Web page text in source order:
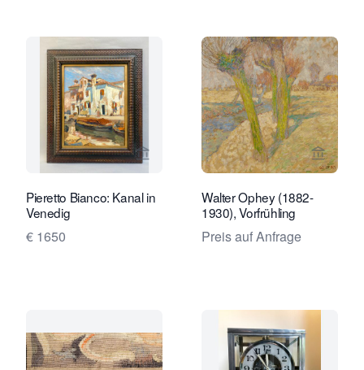
Verkaeuferseite von Robert
Pieretto Bianco: Kanal in
Venedig
€ 1650
Walter Ophey (1882-
1930), Vorfrühling
Preis auf Anfrage